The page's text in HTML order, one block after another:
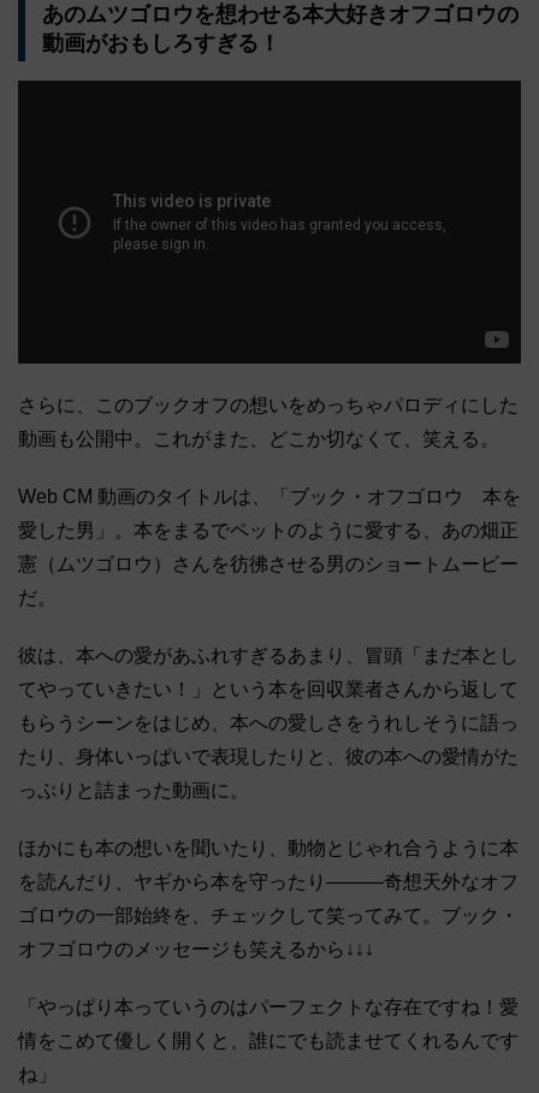
あのムツゴロウを想わせる本大好きオフゴロウの
動画がおもしろすぎる！
さらに、このブックオフの想いをめっちゃパロディにした
動画も公開中。これがまた、どこか切なくて、笑える。
Web CM 動画のタイトルは、「ブック・オフゴロウ 本を
愛した男」。本をまるでペットのように愛する、あの畑正
憲（ムツゴロウ）さんを彷彿させる男のショートムービー
だ。
彼は、本への愛があふれすぎるあまり、冒頭「まだ本とし
てやっていきたい！」という本を回収業者さんから返して
もらうシーンをはじめ、本への愛しさをうれしそうに語っ
たり、身体いっぱいで表現したりと、彼の本への愛情がた
っぷりと詰まった動画に。
ほかにも本の想いを聞いたり、動物とじゃれ合うように本
を読んだり、ヤギから本を守ったり―――奇想天外なオフ
ゴロウの一部始終を、チェックして笑ってみて。ブック・
オフゴロウのメッセージも笑えるから↓↓↓
「やっぱり本っていうのはパーフェクトな存在ですね！愛
情をこめて優しく開くと、誰にでも読ませてくれるんです
ね」